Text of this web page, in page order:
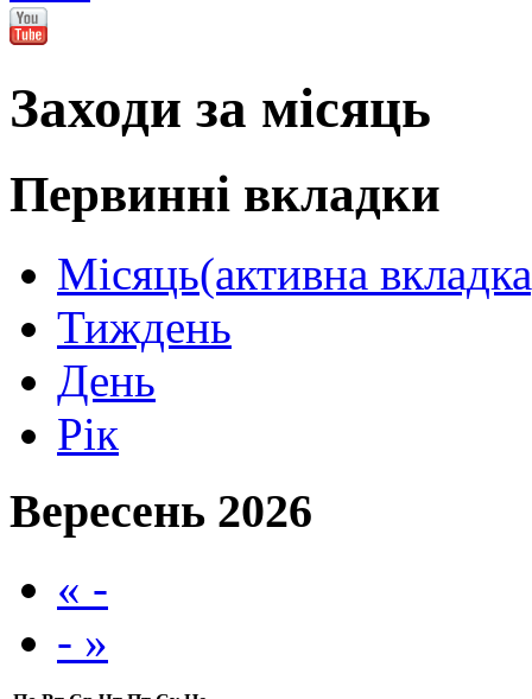
Заходи за місяць
Первинні вкладки
Місяць(активна
Тиждень
День
Рік
Вересень 2026
« -
- »